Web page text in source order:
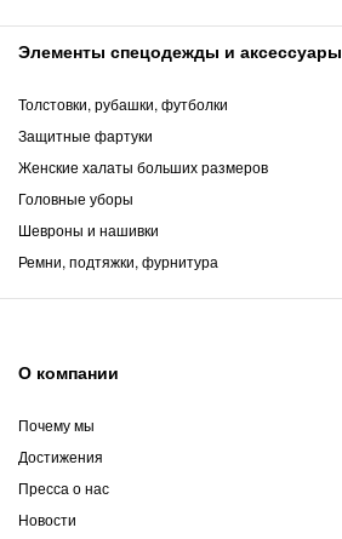
Элементы спецодежды и аксессуары
Толстовки, рубашки, футболки
Защитные фартуки
Женские халаты больших размеров
Головные уборы
Шевроны и нашивки
Ремни, подтяжки, фурнитура
О компании
Почему мы
Достижения
Пресса о нас
Новости